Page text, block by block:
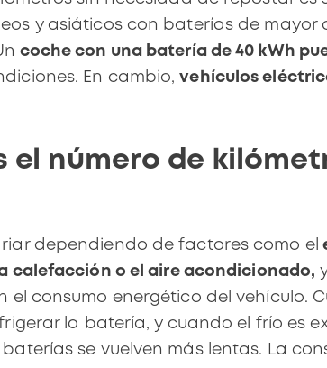
y asiáticos con baterías de mayor
coche con una batería de 40 kWh
En cambio,vehículos
el número de
dependiendo de factores como el
calefacción o el aire acondicionado,
el consumo energético del vehículo.
la batería, y cuando el frío es
se vuelven más lentas. La